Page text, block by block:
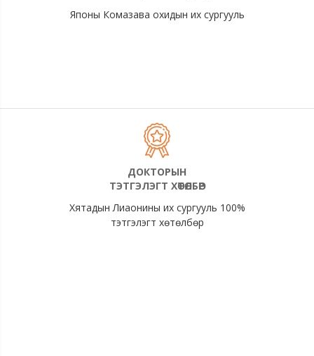
Японы Комазава охидын их сургууль
ДОКТОРЫН
ТЭТГЭЛЭГТ ХӨТӨЛБӨР
Хятадын Лиаонины их сургууль 100%
тэтгэлэгт хөтөлбөр